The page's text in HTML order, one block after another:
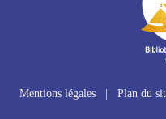
Mentions légales Plan du